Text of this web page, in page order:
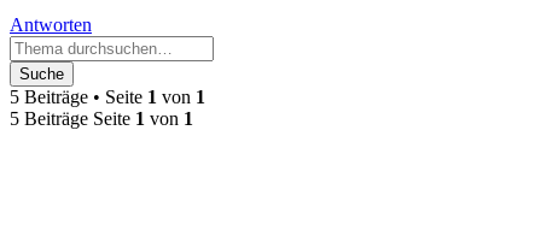
Antworten
Suche
5 Beiträge • Seite 1 von 1
5 Beiträge Seite 1 von 1